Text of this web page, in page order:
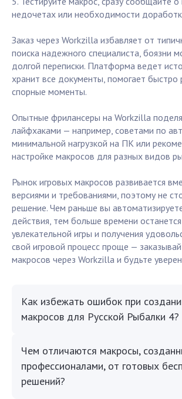
недочетах или необходимости
Заказ через Workzilla избавляет от
поиска надежного специалиста, боязни
долгой переписки. Платформа ведет
хранит все документы, помогает быстро
спорные моменты.
Опытные фрилансеры на Workzilla
лайфхаками — например, советами по
минимальной нагрузкой на ПК или
настройке макросов для разных видов
Рынок игровых макросов развивается
версиями и требованиями, поэтому не
решение. Чем раньше вы
действия, тем больше времени
увлекательной игры и получения
свой игровой процесс проще —
макросов через Workzilla и будьте
Как избежать ошибок при
макросов для Русской Рыбалки 4?
Чем отличаются макросы,
профессионалами, от готовых
решений?